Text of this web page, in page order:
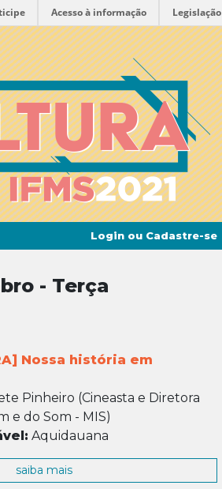
Acesso à informação Legislação
Login ou Cadastre-se
- Terça
Nossa história em
Pinheiro (Cineasta e Diretora
e do Som - MIS)
Aquidauana
saiba mais